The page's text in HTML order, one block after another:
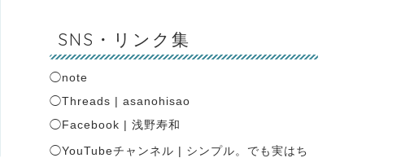
SNS・リンク集
◯note
◯Threads | asanohisao
◯ Facebook | 浅野寿和
◯YouTubeチャンネル | シンプル。でも実はち